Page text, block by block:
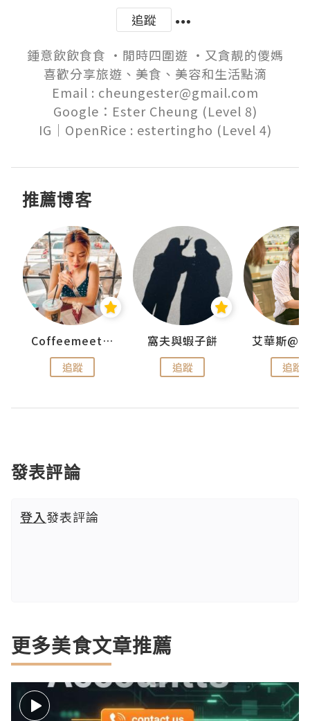
追蹤
鍾意飲飲食食 ‧閒時四圍遊 ‧又貪靚的儍媽
喜歡分享旅遊、美食、美容和生活點滴
Email : cheungester@gmail.com
Google：Ester Cheung (Level 8)
推薦博客
Coffeemeetjojo
追蹤
窩夫與蝦子餅
追蹤 追蹤
發表評論
登入發表評論
更多美食文章推薦